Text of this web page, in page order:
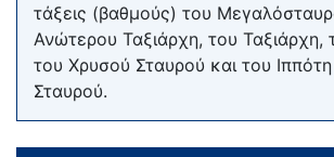
τάξεις (βαθμούς) του
Ανώτερου Ταξιάρχη, του Ταξιάρχη,
του Χρυσού Σταυρού και του
Σταυρού.